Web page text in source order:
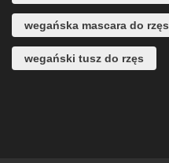
wegańska mascara do rzęs
wegański tusz do rzęs